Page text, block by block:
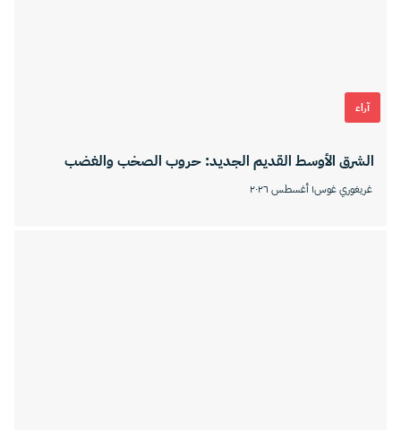
آراء
الشرق الأوسط القديم الجديد: حروب الصخب والغضب
غريغوري غوس١ أغسطس ٢٠٢٦